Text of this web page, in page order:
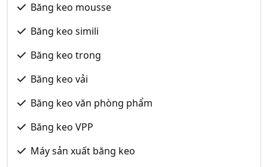
Băng keo mousse
Băng keo simili
Băng keo trong
Băng keo vải
Băng keo văn phòng phẩm
Băng keo VPP
Máy sản xuất băng keo